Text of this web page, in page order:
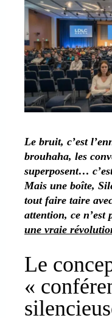
Le bruit, c’est
brouhaha, les
superposent…
Mais une boîte,
tout faire taire
attention, ce n’est
une vraie
Le
«